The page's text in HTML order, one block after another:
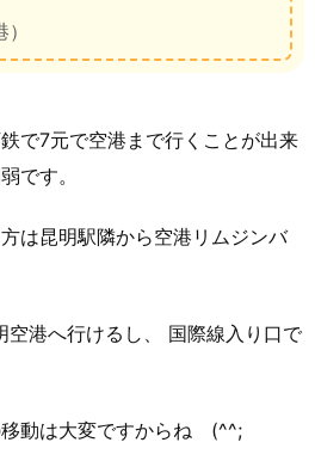
で7元で空港まで行くことが出来
です。
は昆明駅隣から空港リムジンバ
空港へ行けるし、 国際線入り口で
移動は大変ですからね (^^;